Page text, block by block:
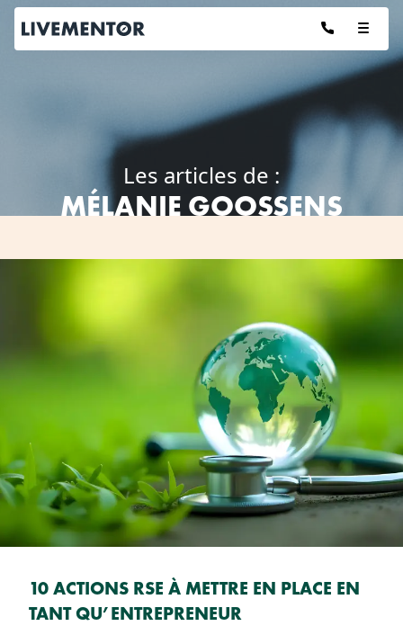
Aller
contenu
Les articles de :
MÉLANIE GOOSSENS
10 ACTIONS RSE À METTRE EN PLACE EN
TANT QU’ENTREPRENEUR